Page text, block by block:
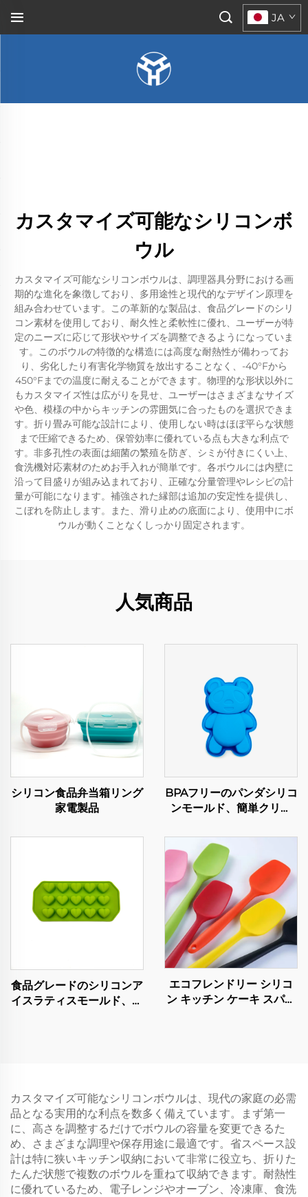
JA
カスタマイズ可能なシリコンボ
ウル
カスタマイズ可能なシリコンボウルは、調理器具分野における画
期的な進化を象徴しており、多用途性と現代的なデザイン原理を
組み合わせています。この革新的な製品は、食品グレードのシリ
コン素材を使用しており、耐久性と柔軟性に優れ、ユーザーが特
定のニーズに応じて形状やサイズを調整できるようになっていま
す。このボウルの特徴的な構造には高度な耐熱性が備わってお
り、劣化したり有害化学物質を放出することなく、-40°Fから
450°Fまでの温度に耐えることができます。物理的な形状以外に
もカスタマイズ性は広がりを見せ、ユーザーはさまざまなサイズ
や色、模様の中からキッチンの雰囲気に合ったものを選択できま
す。折り畳み可能な設計により、使用しない時はほぼ平らな状態
まで圧縮できるため、保管効率に優れている点も大きな利点で
す。非多孔性の表面は細菌の繁殖を防ぎ、シミが付きにくい上、
食洗機対応素材のためお手入れが簡単です。各ボウルには内壁に
沿って目盛りが組み込まれており、正確な分量管理やレシピの計
量が可能になります。補強された縁部は追加の安定性を提供し、
こぼれを防止します。また、滑り止めの底面により、使用中にボ
ウルが動くことなくしっかり固定されます。
人気商品
シリコン食品弁当箱リング
家電製品
BPAフリーのパンダシリコ
ンモールド、簡単クリー
ーキ・石鹸クラフトツー
ル、持続可能なベーキング
とキャンドル使用
食品グレードのシリコンア
イスラティスモールド、フ
エコフレンドリー シリコ
ン キッチン ケーキ スパチ
カスタマイズ可能なシリコンボウルは、現代の家庭の必需
品となる実用的な利点を数多く備えています。まず第一
に、高さを調整するだけでボウルの容量を変更できるた
め、さまざまな調理や保存用途に最適です。省スペース設
計は特に狭いキッチン収納において非常に役立ち、折りた
たんだ状態で複数のボウルを重ねて収納できます。耐熱性
に優れているため、電子レンジやオーブン、冷凍庫、食洗